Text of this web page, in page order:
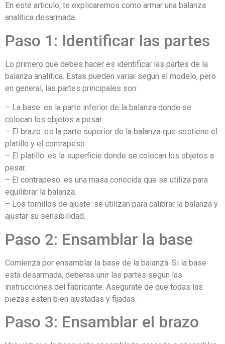
En este articulo, te explicaremos como armar una balanza
analitica desarmada.
Paso 1: Identificar las partes
Lo primero que debes hacer es identificar las partes de la
balanza analitica. Estas pueden variar segun el modelo, pero
en general, las partes principales son:
– La base: es la parte inferior de la balanza donde se
colocan los objetos a pesar.
– El brazo: es la parte superior de la balanza que sostiene el
platillo y el contrapeso.
– El platillo: es la superficie donde se colocan los objetos a
pesar.
– El contrapeso: es una masa conocida que se utiliza para
equilibrar la balanza.
– Los tornillos de ajuste: se utilizan para calibrar la balanza y
ajustar su sensibilidad.
Paso 2: Ensamblar la base
Comienza por ensamblar la base de la balanza. Si la base
esta desarmada, deberas unir las partes segun las
instrucciones del fabricante. Asegurate de que todas las
piezas esten bien ajustadas y fijadas.
Paso 3: Ensamblar el brazo